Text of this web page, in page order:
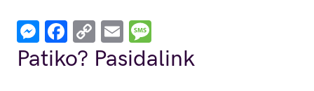
Messenger
Facebook
Copy
Link
Email
Patiko? Pasidalink